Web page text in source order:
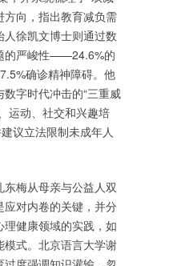
向，指出教育减负需
徐凯文博士则通过数
的严峻性——24.6%的
确诊精神障碍。他
字时代冲击的“三重威
运动、社交和兴趣培
议立法限制未成年人
梅从母亲与公益人双
对内卷的关键，并分
健康领域的实践，如
式。北京语言大学谢